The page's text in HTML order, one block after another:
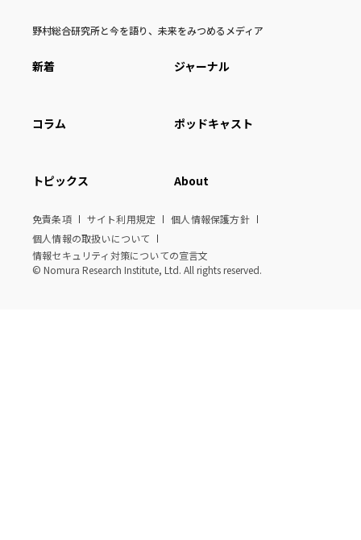
野村総合研究所と今を語り、未来をみつめるメディア
新着 ジャーナル
コラム ポッドキャスト
トピックス About
免責条項 サイト利用規定
個人情報保護方針
個人情報の取扱いについて
情報セキュリティ対策についての宣言文
© Nomura Research Institute, Ltd. All rights reserved.